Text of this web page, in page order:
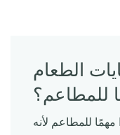
الطعام
للمطاعم؟
للمطاعم لأنه